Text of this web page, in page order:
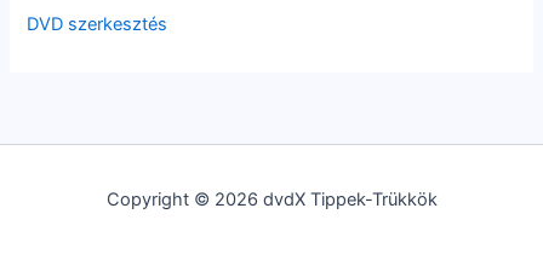
DVD szerkesztés
Copyright © 2026 dvdX Tippek-Trükkök